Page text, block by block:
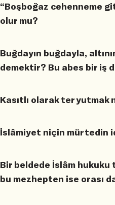
“Boşboğaz cehenneme
olur mu?
Buğdayın buğdayla,
demektir? Bu abes bir iş
Kasıtlı olarak ter yutmak
İslâmiyet niçin mürtedin
Bir beldede İslâm
bu mezhepten ise orası